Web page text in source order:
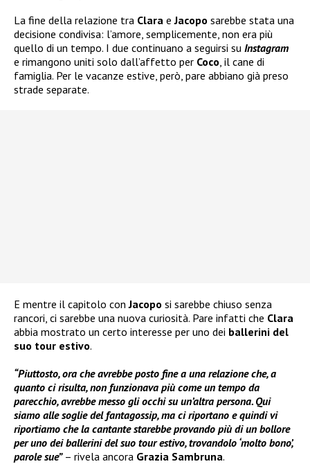
La fine della relazione tra Clara eJacopo sarebbe stata una
decisione condivisa: l’amore, semplicemente, non era più
quello di un tempo. I due continuano a seguirsi su Instagram
e rimangono uniti solo dall’affetto per Coco , il cane di
famiglia. Per le vacanze estive, però, pare abbiano già preso
strade separate.
E mentre il capitolo conJacopo si sarebbe chiuso senza
rancori, ci sarebbe una nuova curiosità. Pare infatti che Clara
abbia mostrato un certo interesse per uno dei ballerini del
suo tour estivo.
“Piuttosto, ora che avrebbe posto fine a una relazione che, a
quanto ci risulta, non funzionava più come un tempo da
parecchio, avrebbe messo gli occhi su un’altra persona. Qui
siamo alle soglie del fantagossip, ma ci riportano e quindi vi
riportiamo che la cantante starebbe provando più di un bollore
per uno dei ballerini del suo tour estivo, trovandolo ‘molto bono’,
parole sue”– rivela ancora Grazia Sambruna.